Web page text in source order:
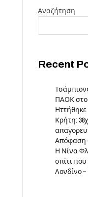
Αναζήτηση
Recent
ΠΑΟΚ
Ηττήθηκε
Κρήτη:
Απόφαση
Η Νίνα
σπίτι
Λονδίνο –